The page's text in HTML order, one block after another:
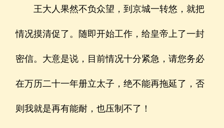
王大人果然不负众望，到京城一转悠，就把
情况摸清促了。随即开始工作，给皇帝上了一封
密信。大意是说，目前情况十分紧急，请您务必
在万历二十一年册立太子，绝不能再拖延了，否
则我就是再有能耐，也压制不了！